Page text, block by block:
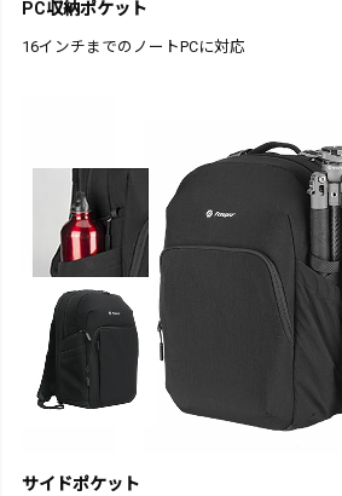
PC収納ポケット
16インチまでのノートPCに対応
サイドポケット